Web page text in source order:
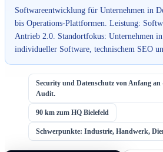
Softwareentwicklung für Unternehmen in
bis Operations-Plattformen. Leistung:
Antrieb 2.0. Standortfokus: Unternehmen
individueller Software, technischem SEO
Security und Datenschutz von Anfang an
Audit.
90 km zum HQ Bielefeld
Schwerpunkte: Industrie, Handwerk,